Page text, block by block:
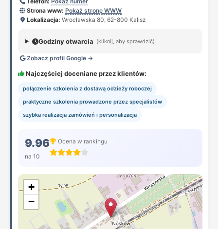
Strona www: Pokaż stronę WWW
Lokalizacja: Wrocławska 80, 62-800 Kalisz
Godziny otwarcia (kliknij, aby sprawdzić)
Zobacz profil Google →
Najczęściej doceniane przez klientów:
połączenie szkolenia z dostawą odzieży roboczej
praktyczne szkolenia prowadzone przez specjalistów
szybka realizacja zamówień i personalizacja
9.96
na 10
Ocena w rankingu
+
−